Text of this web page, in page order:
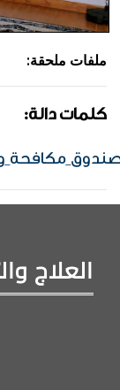
:ملفات ملحقة
:كلمات دالة
العلاج